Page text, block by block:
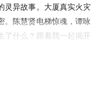
灵异故事。大厦真实火灾
。陈慧贤电梯惊魂，谭咏
了什么？跟着我一起揭开
件：一位员工的恐怖经